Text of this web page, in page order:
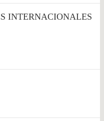
INTERNACIONALES